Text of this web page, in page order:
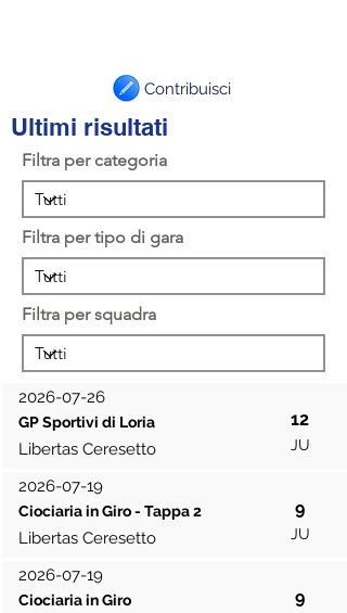
Contribuisci
Ultimi risultati
Filtra per categoria
Filtra per tipo di gara
Filtra per squadra
2026-07-26
GP Sportivi di Loria 12
Libertas Ceresetto JU
2026-07-19
Ciociaria in Giro - Tappa 2 9
Libertas Ceresetto JU
2026-07-19
Ciociaria in Giro 9